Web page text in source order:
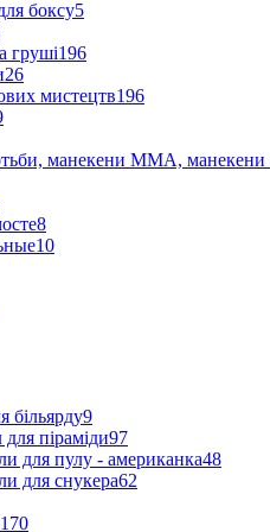
боксу5
груші196
26
мистецтв196
манекени ММА, манекени
8
10
більярду9
для піраміди97
для пулу - американка48
для снукера62
170